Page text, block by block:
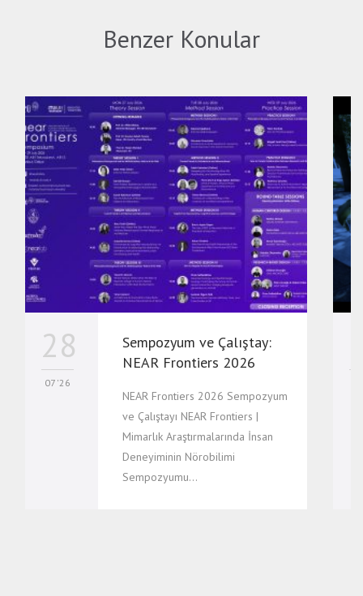
Benzer Konular
28
07 '26
Sempozyum ve Çalıştay:
NEAR Frontiers 2026
NEAR Frontiers 2026 Sempozyum
ve Çalıştayı NEAR Frontiers |
Mimarlık Araştırmalarında İnsan
Deneyiminin Nörobilimi
Sempozyumu…